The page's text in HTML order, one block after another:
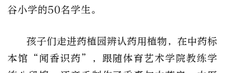
谷小学的50名学生。
孩子们走进药植园辨认药用植物，在中药标
本馆 “闻香识药”
，跟随体育艺术学院教练学